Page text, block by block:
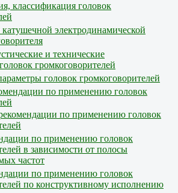
классификация головок
катушечной электродинамической
и технические
громкоговорителей
головок громкоговорителей
по применению головок
по применению головок
по применению головок
в зависимости от полосы
частот
по применению головок
по конструктивному исполнению